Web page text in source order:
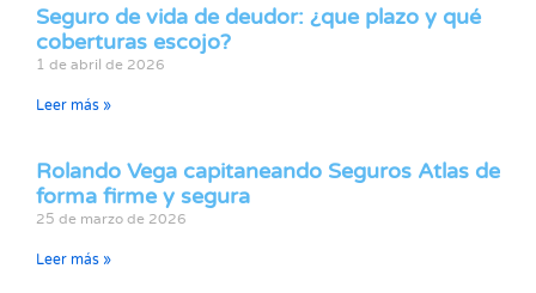
Seguro de vida de deudor: ¿que plazo y qué
coberturas escojo?
1 de abril de 2026
Leer más »
Rolando Vega capitaneando Seguros Atlas de
forma firme y segura
25 de marzo de 2026
Leer más »